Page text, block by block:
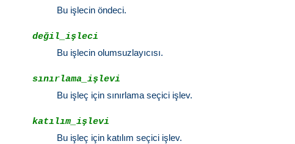
Bu işlecin öndeci.
değil_işleci
Bu işlecin olumsuzlayıcısı.
sınırlama_işlevi
Bu işleç için sınırlama seçici işlev.
katılım_işlevi
Bu işleç için katılım seçici işlev.